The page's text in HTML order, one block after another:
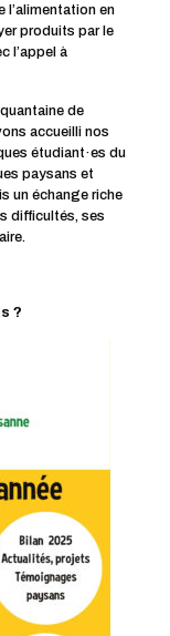
l’alimentation en
produits par le
l’appel à
de
accueilli nos
étudiant·es du
paysans et
un échange riche
difficultés, ses
?